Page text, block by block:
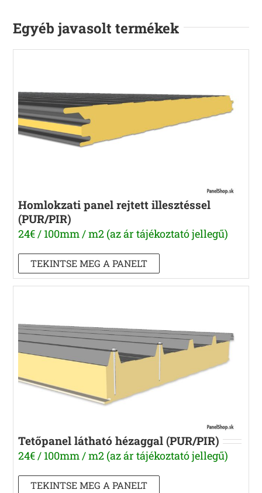
Egyéb javasolt termékek
Homlokzati panel rejtett illesztéssel
(PUR/PIR)
24€ / 100mm / m2 (az ár tájékoztató jellegű)
TEKINTSE MEG A PANELT
Tetőpanel látható hézaggal (PUR/PIR)
24€ / 100mm / m2 (az ár tájékoztató jellegű)
TEKINTSE MEG A PANELT